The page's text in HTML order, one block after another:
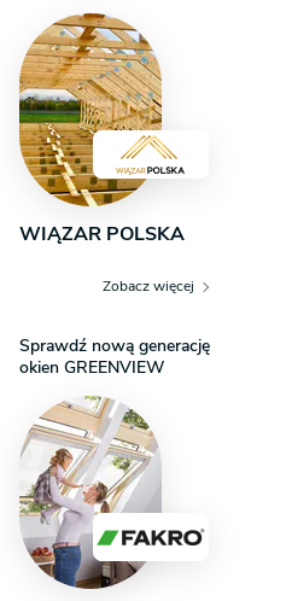
sprawdzą się jako sypialnie
gabinet do pracy. Mieszkańcy
inne łazienki oraz dodatkowe
zaplecze domu tworzy
przejście do pomieszczenia
bezpośrednie połączenie z
garażem.
WIĄZAR POLSKA
Zobacz więcej
Sprawdź nową generację
okien GREENVIEW